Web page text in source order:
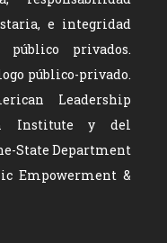
e integridad
privados.
público-privado.
Leadership
Institute y del
State Department
Empowerment &